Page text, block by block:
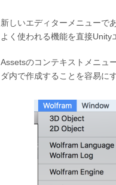
新しいエディターメニューで
よく使われる機能を直接
Assetsのコンテキストメニュ
ダ内で作成することを容易に